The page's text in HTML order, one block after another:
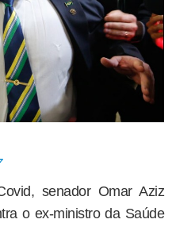
senador Omar Aziz
o ex-ministro da Saúde